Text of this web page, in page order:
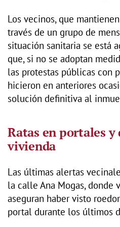
Los vecinos, que
través de un grupo de
situación sanitaria se está
que, si no se adoptan
las protestas públicas con
hicieron en anteriores
solución definitiva al
Ratas en portales
vivienda
Las últimas alertas
la calle Ana Mogas, donde
aseguran haber visto
portal durante los últimos